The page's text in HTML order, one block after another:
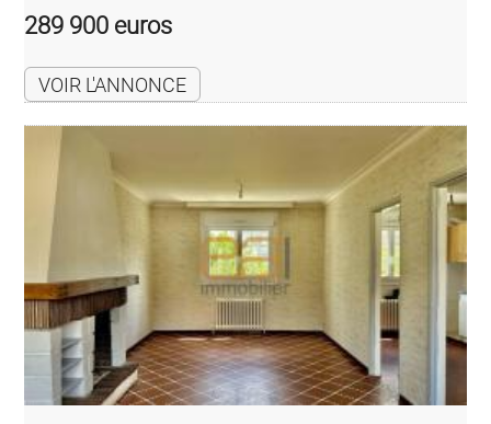
289 900 euros
VOIR L'ANNONCE